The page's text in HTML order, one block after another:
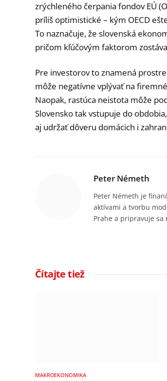
zrýchleného čerpania fondov EÚ
príliš optimistické – kým OECD
To naznačuje, že slovenská
pričom kľúčovým faktorom
Pre investorov to znamená
môže negatívne vplývať na
Naopak, rastúca neistota môže
Slovensko tak vstupuje do
aj udržať dôveru domácich i
Peter Németh
Peter Németh je
aktívami a tvorbu
Prahe a pripravuje sa
Čítajte tiež
MAKROEKONOMIKA